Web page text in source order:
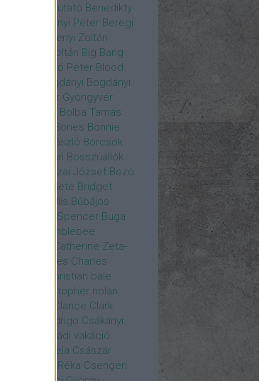
bemutató Benedikty
Bercsényi Péter Beregi
Berzsenyi Zoltán
Bezerédi Zoltán Big Bang
Blaskó Péter Blood
Bogdányi Bogdányi
Bognár Gyöngyvér
Bolba Tamás
Bones Bonnie
Borbély László Börcsök
Bor Zoltán Bosszúállók
Bozai József Bozó
Brian élete Bridget
Bruce Willis Bűbájos
Bud Spencer Buga
Bumblebee
Catherine Zeta-
Red Charles Charles
christian bale
christopher nolan
Clarice Clark
Crespo Rodrigo Csákányi
Családi vakáció
Császár Angela Császár
Csellár Réka Csengeri